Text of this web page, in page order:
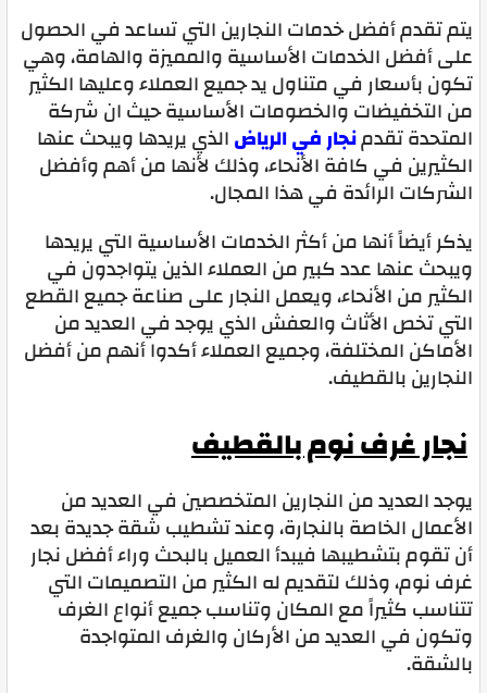
يتم تقدم أفضل خدمات النجارين التي تساعد في الحصول
على أفضل الخدمات الأساسية والمميزة والهامة، وهي
تكون بأسعار في متناول يد جميع العملاء وعليها الكثير
من التخفيضات والخصومات الأساسية حيث ان شركة
المتحدة تقدمنجار في الرياضالذي يريدها ويبحث عنها
الكثيرين في كافة الأنحاء، وذلك لأنها من أهم وأفضل
الشركات الرائدة في هذا المجال.
يذكر أيضاً أنها من أكثر الخدمات الأساسية التي يريدها
ويبحث عنها عدد كبير من العملاء الذين يتواجدون في
الكثير من الأنحاء، ويعمل النجار على صناعة جميع القطع
التي تخص الأثاث والعفش الذي يوجد في العديد من
الأماكن المختلفة، وجميع العملاء أكدوا أنهم من أفضل
النجارين بالقطيف.
نجار غرف نوم بالقطيف
يوجد العديد من النجارين المتخصصين في العديد من
الأعمال الخاصة بالنجارة، وعند تشطيب شقة جديدة بعد
أن تقوم بتشطيبها فيبدأ العميل بالبحث وراء أفضل نجار
غرف نوم، وذلك لتقديم له الكثير من التصميمات التي
تتناسب كثيراً مع المكان وتناسب جميع أنواع الغرف
وتكون في العديد من الأركان والغرف المتواجدة
بالشقة.